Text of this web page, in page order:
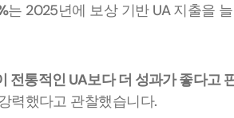
는 2025년에 보상 기반 UA 지출을
전통적인 UA보다 더 성과가 좋다고
력했다고 관찰했습니다.